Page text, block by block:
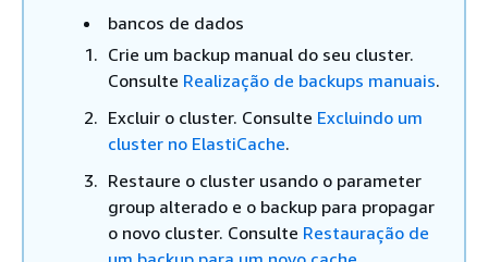
bancos de dados
Crie um backup manual do seu cluster.
Consulte Realização de backups manuais.
Excluir o cluster. Consulte Excluindo um
cluster no ElastiCache.
Restaure o cluster usando o parameter
group alterado e o backup para propagar
o novo cluster. Consulte Restauração de